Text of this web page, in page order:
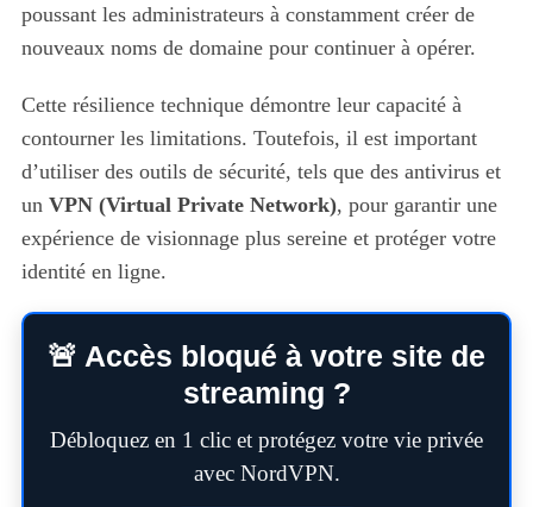
poussant les administrateurs à constamment créer de
nouveaux noms de domaine pour continuer à opérer.
Cette résilience technique démontre leur capacité à
contourner les limitations. Toutefois, il est important
d’utiliser des outils de sécurité, tels que des antivirus et
un VPN (Virtual Private Network), pour garantir une
expérience de visionnage plus sereine et protéger votre
identité en ligne.
🚨 Accès bloqué à votre site de
streaming ?
Débloquez en 1 clic et protégez votre vie privée
avec NordVPN.